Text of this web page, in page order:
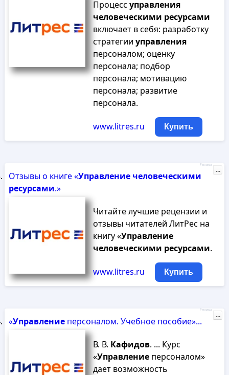
Процесс управления
человеческими ресурсами
включает в себя: разработку
стратегии управления
персоналом; оценку
персонала; подбор
персонала; мотивацию
персонала; развитие
персонала.
www.litres.ru Купить
Отзывы о книге «Управление человеческими
ресурсами.»
Читайте лучшие рецензии и
отзывы читателей ЛитРес на
книгу «Управление
человеческими ресурсами.
www.litres.ru Купить
Реклама
...
«Управлениеперсоналом. Учебное пособие»...
В. В. Кафидов. ... Курс
«Управлениеперсоналом»
дает возможность
Реклама
...